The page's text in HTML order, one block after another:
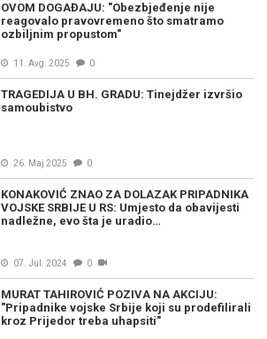
OVOM DOGAĐAJU: "Obezbjeđenje nije
reagovalo pravovremeno što smatramo
ozbiljnim propustom"
11. Avg. 2025 0
TRAGEDIJA U BH. GRADU: Tinejdžer izvršio
samoubistvo
26. Maj 2025 0
KONAKOVIĆ ZNAO ZA DOLAZAK PRIPADNIKA
VOJSKE SRBIJE U RS: Umjesto da obavijesti
nadležne, evo šta je uradio…
07. Jul. 2024 0
MURAT TAHIROVIĆ POZIVA NA AKCIJU:
"Pripadnike vojske Srbije koji su prodefilirali
kroz Prijedor treba uhapsiti"